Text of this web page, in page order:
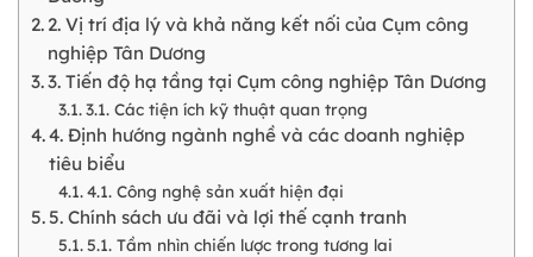
2. Vị trí địa lý và khả năng kết nối của Cụm công
nghiệp Tân Dương
3. Tiến độ hạ tầng tại Cụm công nghiệp Tân Dương
3.1. Các tiện ích kỹ thuật quan trọng
4. Định hướng ngành nghề và các doanh nghiệp
tiêu biểu
4.1. Công nghệ sản xuất hiện đại
5. Chính sách ưu đãi và lợi thế cạnh tranh
5.1. Tầm nhìn chiến lược trong tương lai